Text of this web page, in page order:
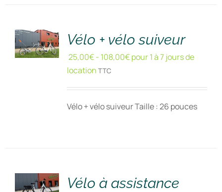
DÉTAILS
Vélo + vélo suiveur
25,00€- 108,00€pour 1 à 7 jours de
location TTC
Vélo + vélo suiveur Taille : 26 pouces
DÉTAILS
Vélo à assistance